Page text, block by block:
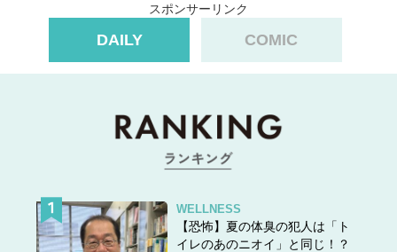
スポンサーリンク
DAILY COMIC
WELLNESS
【恐怖】夏の体臭の犯人は「ト
イレのあのニオイ」と同じ！？